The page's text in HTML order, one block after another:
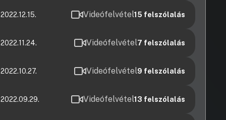
Videófelvétel15 felszólalás
Videófelvétel7 felszólalás
Videófelvétel9 felszólalás
Videófelvétel13 felszólalás